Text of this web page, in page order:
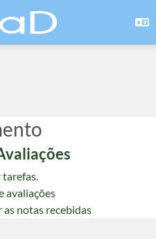
tarefas.
avaliações
notas recebidas